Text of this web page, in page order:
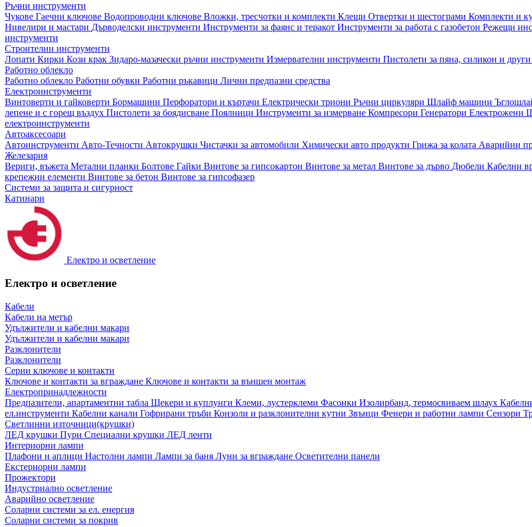
Ръчни инструменти
Чукове Гаечни ключове Водопроводни ключове Вложки, тресчотки и комплекти Клещи Отвертки и шестограми Комплекти и
Нивелири и мастари Дърводелски инструменти Инструменти за фаянс и теракот Инструменти за работа с газобетон Режещи
инструменти
Строителни инструменти
Лопати Кирки Кози крак Зидаро-мазачески ръчни инструменти Измервателни инструменти Пистолети за пяна, силикон и
Работно облекло
Работно облекло Работни обувки Работни ръкавици Лични предпазни средства
Електроинструменти
Винтоверти и гайковерти Бормашини Перфоратори и къртачи Електрически триони Ръчни циркуляри Шлайф машини
лепене и с горещ въздух Пистолети за боядисване Поялници Инструменти за измерване Компресори Генератори Електрожени
електроинструменти
Автоаксесоари
Автоинструменти Авто-Течности Автокрушки Чистачки за автомобили Химически авто продукти Грижа за колата Аварийни
Железария
Вериги, въжета Метални планки Болтове Гайки Винтове за гипсокартон Винтове за метал Винтове за дърво Дюбели Кабелни
крепежни елементи Винтове за бетон Винтове за гипсофазер
Системи за защита и сигурност
Катинари
Електро и осветление
Електро и осветление
Кабели
Кабели на метър
Удължители и кабелни макари
Удължители и кабелни макари
Разклонители
Разклонители
Серии ключове и контакти
Ключове и контакти за вграждане Ключове и контакти за външен монтаж
Електропринадлежности
Предпазители, апартаментни табла Щекери и куплунги Клеми, лустерклеми Фасонки Изолирбанд, термосвиваем шлаух
ел.инструменти Кабелни канали Гофрирани тръби Конзоли и разклонителни кутии Звънци Фенери и работни лампи Сензори
Светлинни източници(крушки)
ЛЕД крушки Пури Специални крушки ЛЕД ленти
Интериорни лампи
Плафони и аплици Настолни лампи Лампи за баня Луни за вграждане Осветителни панели
Екстериорни лампи
Прожектори
Индустриално осветление
Аварийно осветление
Соларни системи за ел. енергия
Соларни системи за покрив